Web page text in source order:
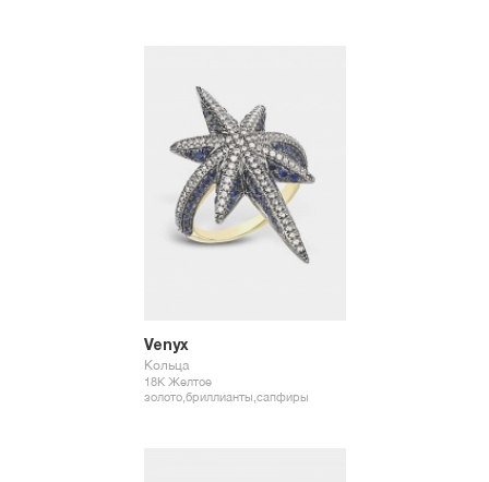
Venyx
Кольца
18К Желтое
золото,бриллианты,сапфиры